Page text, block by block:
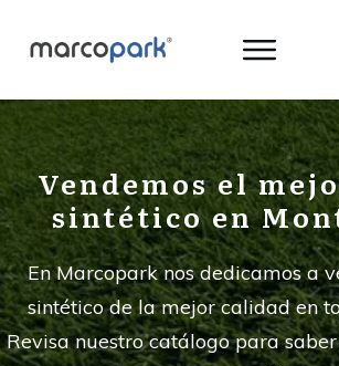
Vendemos el
sintético en
En Marcopark nos dedicamos a
sintético de la mejor calidad en
Revisa nuestro catálogo para